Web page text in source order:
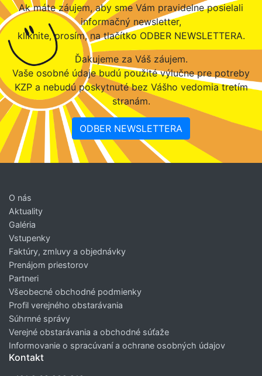
Ak máte záujem, aby sme Vám pravidelne posielali
informačný newsletter,
kliknite, prosím, na tlačítko ODBER NEWSLETTERA.
Ďakujeme za Váš záujem.
Vaše osobné údaje budú použité výlučne pre potreby
KZP a nebudú poskytnuté bez Vášho vedomia tretím
stranám.
ODBER NEWSLETTERA
O nás
Aktuality
Galéria
Vstupenky
Faktúry, zmluvy a objednávky
Prenájom priestorov
Partneri
Všeobecné obchodné podmienky
Profil verejného obstarávania
Súhrnné správy
Verejné obstarávania a obchodné súťaže
Informovanie o spracúvaní a ochrane osobných údajov
Kontakt